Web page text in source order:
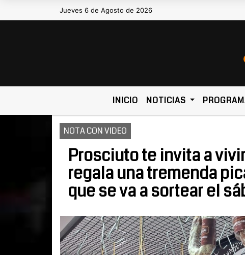
Jueves 6 de Agosto de 2026Hoy es Jueves 6 de Agosto de 2026 y
INICIO NOTICIAS
NOTA CON VIDEO
Prosciuto te invita a
regala una tremenda
que se va a sortear el